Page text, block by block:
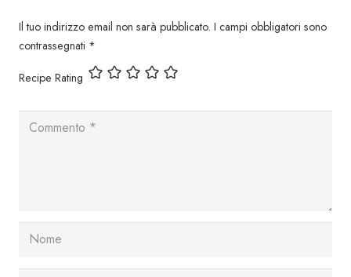
Il tuo indirizzo email non sarà pubblicato. I campi obbligatori sono
contrassegnati *
Recipe Rating